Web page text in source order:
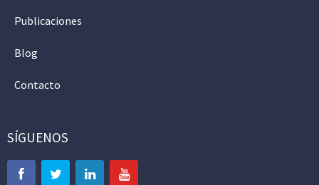
Publicaciones
Blog
Contacto
SÍGUENOS